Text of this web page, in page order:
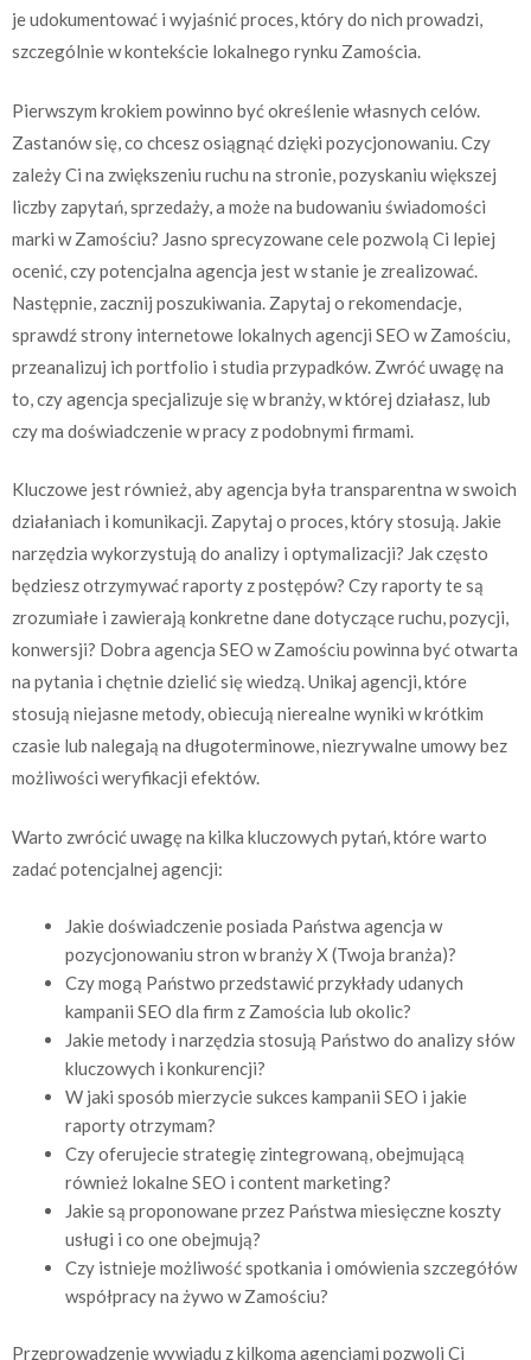
je udokumentować i wyjaśnić proces, który do nich prowadzi,
szczególnie w kontekście lokalnego rynku Zamościa.
Pierwszym krokiem powinno być określenie własnych celów.
Zastanów się, co chcesz osiągnąć dzięki pozycjonowaniu. Czy
zależy Ci na zwiększeniu ruchu na stronie, pozyskaniu większej
liczby zapytań, sprzedaży, a może na budowaniu świadomości
marki w Zamościu? Jasno sprecyzowane cele pozwolą Ci lepiej
ocenić, czy potencjalna agencja jest w stanie je zrealizować.
Następnie, zacznij poszukiwania. Zapytaj o rekomendacje,
sprawdź strony internetowe lokalnych agencji SEO w Zamościu,
przeanalizuj ich portfolio i studia przypadków. Zwróć uwagę na
to, czy agencja specjalizuje się w branży, w której działasz, lub
czy ma doświadczenie w pracy z podobnymi firmami.
Kluczowe jest również, aby agencja była transparentna w swoich
działaniach i komunikacji. Zapytaj o proces, który stosują. Jakie
narzędzia wykorzystują do analizy i optymalizacji? Jak często
będziesz otrzymywać raporty z postępów? Czy raporty te są
zrozumiałe i zawierają konkretne dane dotyczące ruchu, pozycji,
konwersji? Dobra agencja SEO w Zamościu powinna być otwarta
na pytania i chętnie dzielić się wiedzą. Unikaj agencji, które
stosują niejasne metody, obiecują nierealne wyniki w krótkim
czasie lub nalegają na długoterminowe, niezrywalne umowy bez
możliwości weryfikacji efektów.
Warto zwrócić uwagę na kilka kluczowych pytań, które warto
zadać potencjalnej agencji:
Jakie doświadczenie posiada Państwa agencja w
pozycjonowaniu stron w branży X (Twoja branża)?
Czy mogą Państwo przedstawić przykłady udanych
kampanii SEO dla firm z Zamościa lub okolic?
Jakie metody i narzędzia stosują Państwo do analizy słów
kluczowych i konkurencji?
W jaki sposób mierzycie sukces kampanii SEO i jakie
raporty otrzymam?
Czy oferujecie strategię zintegrowaną, obejmującą
również lokalne SEO i content marketing?
Jakie są proponowane przez Państwa miesięczne koszty
usługi i co one obejmują?
Czy istnieje możliwość spotkania i omówienia szczegółów
współpracy na żywo w Zamościu?
Przeprowadzenie wywiadu z kilkoma agencjami pozwoli Ci